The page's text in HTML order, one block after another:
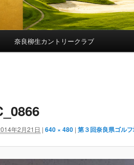
奈良柳生カントリークラブ
年2月21日 | 640 × 480 | 第３回奈良県ゴルフ